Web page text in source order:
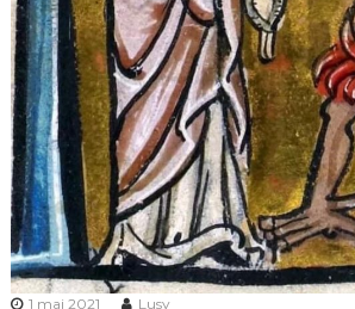
1 mai 2021 Lusy